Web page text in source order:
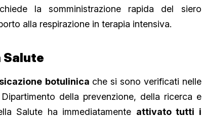
la somministrazione rapida del siero
alla respirazione in terapia intensiva.
Salute
botulinica che si sono verificati nelle
della prevenzione, della ricerca e
Salute ha immediatamente attivato tutti i